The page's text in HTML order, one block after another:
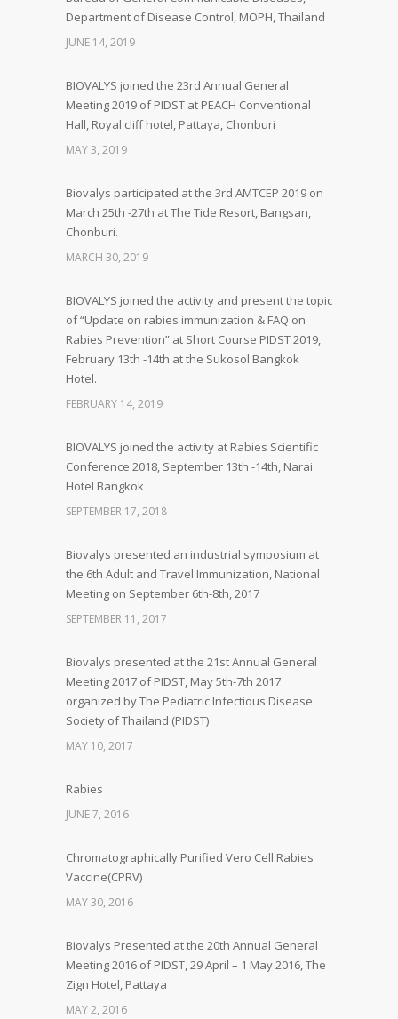
Department of Disease Control, MOPH, Thailand
JUNE 14, 2019
BIOVALYS joined the 23rd Annual General
Meeting 2019 of PIDST at PEACH Conventional
Hall, Royal cliff hotel, Pattaya, Chonburi
MAY 3, 2019
Biovalys participated at the 3rd AMTCEP 2019 on
March 25th -27th at The Tide Resort, Bangsan,
Chonburi.
MARCH 30, 2019
BIOVALYS joined the activity and present the topic
of “Update on rabies immunization & FAQ on
Rabies Prevention” at Short Course PIDST 2019,
February 13th -14th at the Sukosol Bangkok
Hotel.
FEBRUARY 14, 2019
BIOVALYS joined the activity at Rabies Scientific
Conference 2018, September 13th -14th, Narai
Hotel Bangkok
SEPTEMBER 17, 2018
Biovalys presented an industrial symposium at
the 6th Adult and Travel Immunization, National
Meeting on September 6th-8th, 2017
SEPTEMBER 11, 2017
Biovalys presented at the 21st Annual General
Meeting 2017 of PIDST, May 5th-7th 2017
organized by The Pediatric Infectious Disease
Society of Thailand (PIDST)
MAY 10, 2017
Rabies
JUNE 7, 2016
Chromatographically Purified Vero Cell Rabies
Vaccine(CPRV)
MAY 30, 2016
Biovalys Presented at the 20th Annual General
Meeting 2016 of PIDST, 29 April – 1 May 2016, The
Zign Hotel, Pattaya
MAY 2, 2016